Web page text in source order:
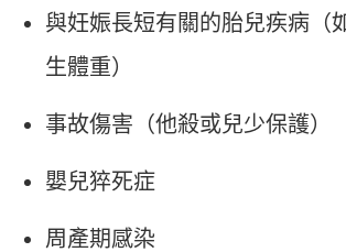
與妊娠長短有關的胎兒疾病（
生體重）
事故傷害（他殺或兒少保護）
嬰兒猝死症
周產期感染